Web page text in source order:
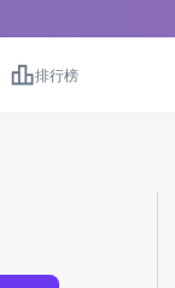
排行榜